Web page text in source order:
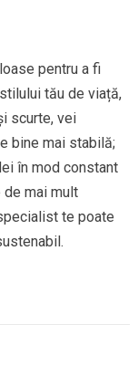
pentru a fi
tău de viață,
scurte, vei
bine mai stabilă;
în mod constant
mai mult
te poate